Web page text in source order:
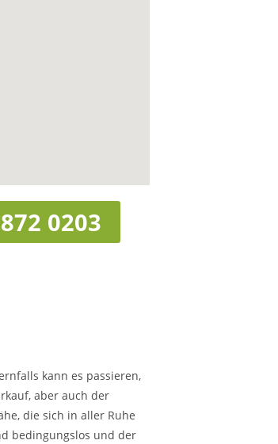
0203
kann es passieren,
aber auch der
die sich in aller Ruhe
bedingungslos und der